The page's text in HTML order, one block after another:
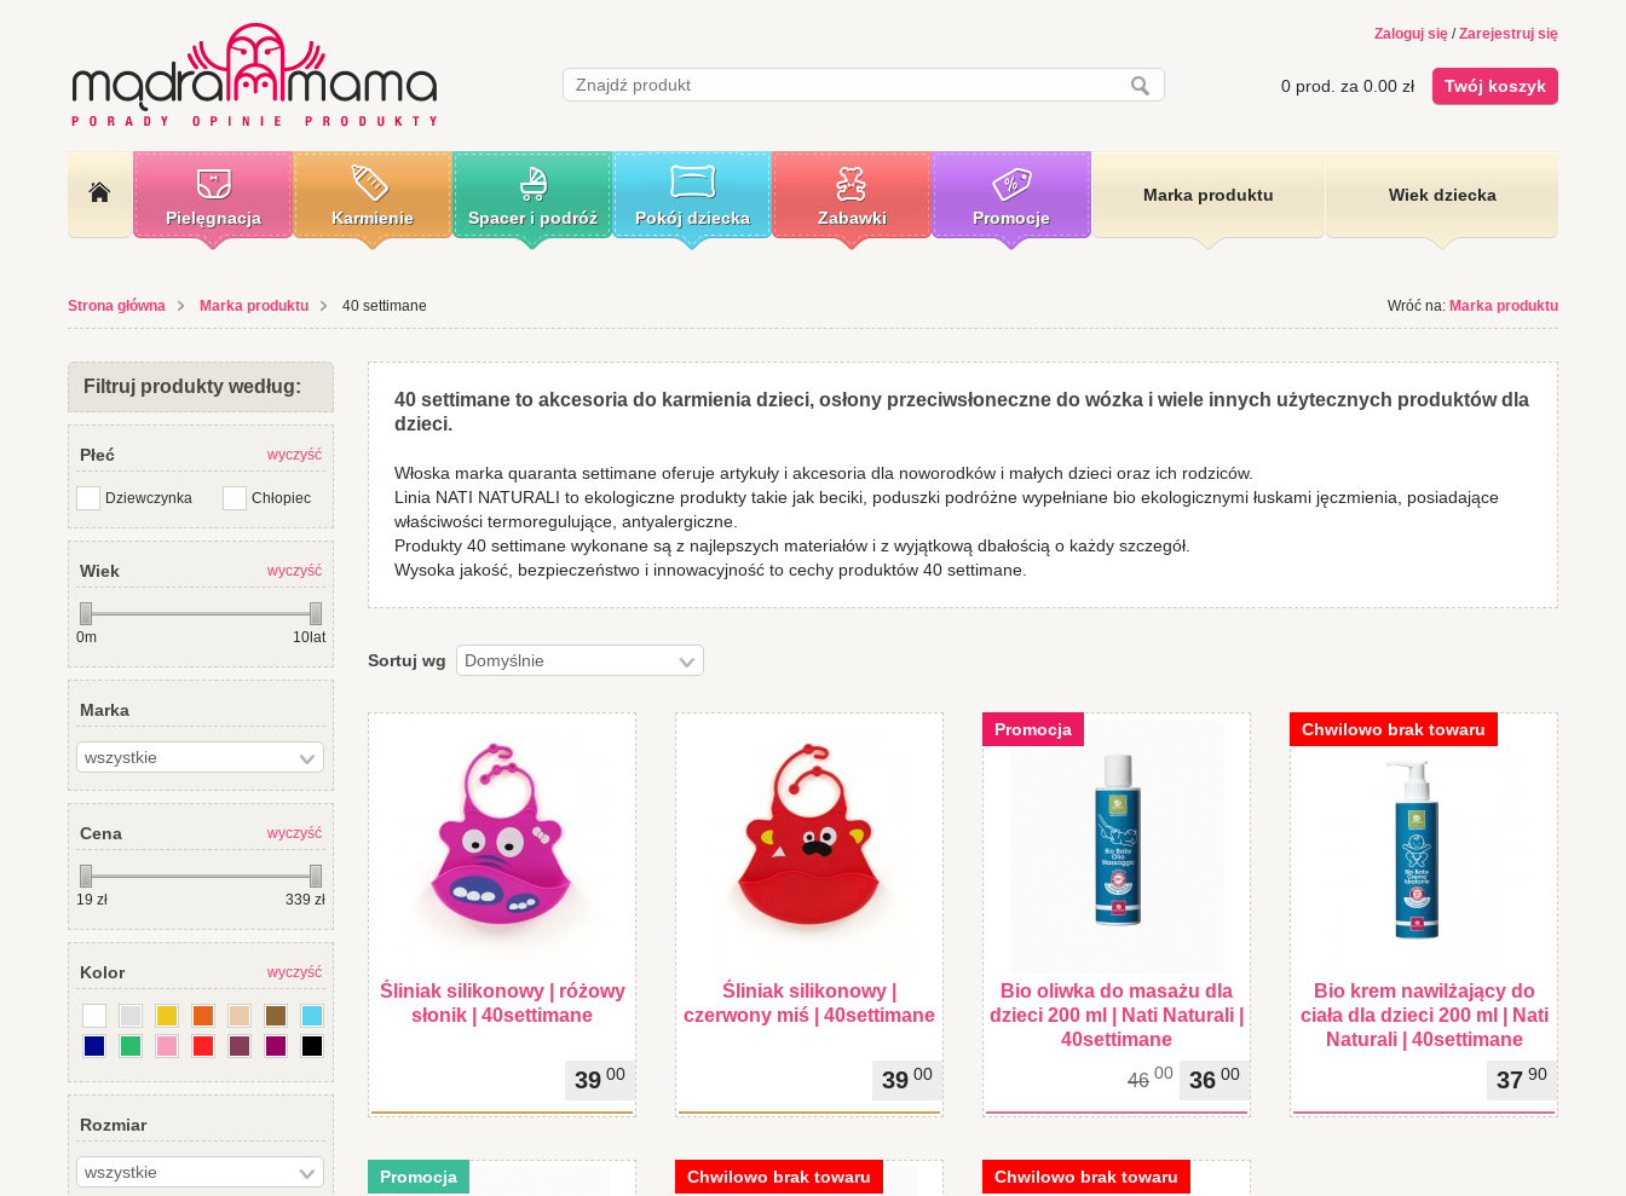
Zaloguj się /Zarejestruj się
Twój koszyk
0 prod. za 0.00 zł
Pielęgnacja Karmienie Spacer i podróż Pokój dziecka Zabawki Promocje
Marka produktu Wiek dziecka
Strona główna Marka produktu 40 settimane Wróć na: Marka produktu
40 settimane to akcesoria do karmienia dzieci, osłony przeciwsłoneczne do wózka i wiele innych użytecznych produktów dla
dzieci.
Włoska marka quaranta settimane oferuje artykuły i akcesoria dla noworodków i małych dzieci oraz ich rodziców.
Linia NATI NATURALI to ekologiczne produkty takie jak beciki, poduszki podróżne wypełniane bio ekologicznymi łuskami jęczmienia, posiadające
właściwości termoregulujące, antyalergiczne.
Produkty 40 settimane wykonane są z najlepszych materiałów i z wyjątkową dbałością o każdy szczegół.
Wysoka jakość, bezpieczeństwo i innowacyjność to cechy produktów 40 settimane.
Sortuj wg
Śliniak silikonowy | różowy
słonik | 40settimane
39 00
Śliniak silikonowy |
czerwony miś | 40settimane
39 00
Promocja
Bio oliwka do masażu dla
dzieci 200 ml | Nati Naturali |
40settimane
36 00
46 00
Chwilowo brak towaru
Bio krem nawilżający do
ciała dla dzieci 200 ml | Nati
Naturali | 40settimane
37 90
Promocja Chwilowo brak towaru Chwilowo brak towaru
Filtruj produkty według:
Płeć wyczyść
Dziewczynka Chłopiec
Wiek wyczyść
0m 10lat
Marka
Cena wyczyść
19 zł 339 zł
Kolor wyczyść
Rozmiar